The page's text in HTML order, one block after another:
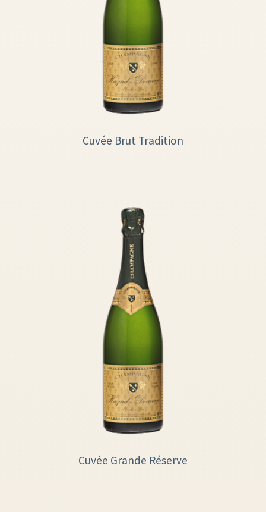
Cuvée Brut Tradition
Cuvée Grande Réserve